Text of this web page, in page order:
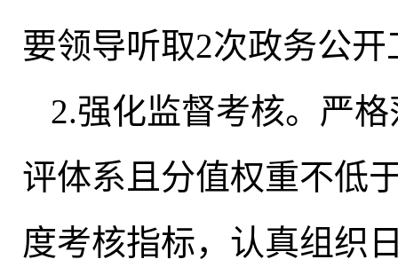
要领导听取2次政务公
2.强化监督考核。 严
评体系且分值权重不低
度考核指标， 认真组织